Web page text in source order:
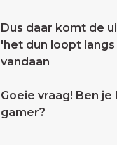
Dus daar komt de
'het dun loopt
vandaan
Goeie vraag! Ben
gamer?